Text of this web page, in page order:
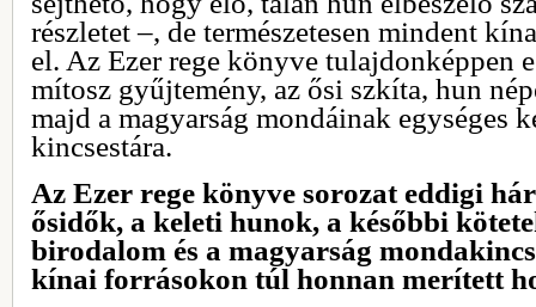
részletet –, de természetesen mindent
el. Az Ezer rege könyve tulajdonképpen
mítosz gyűjtemény, az ősi szkíta, hun
majd a magyarság mondáinak egységes
kincsestára.
Az Ezer rege könyve sorozat eddigi
ősidők, a keleti hunok, a későbbi
birodalom és a magyarság
kínai forrásokon túl honnan merített